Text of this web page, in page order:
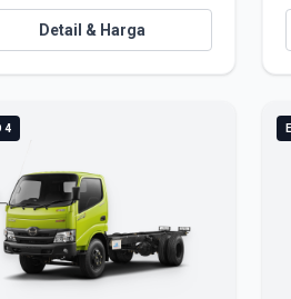
Detail & Harga
4